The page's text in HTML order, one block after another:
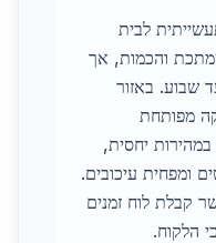
לבית
והכמות, אך
שבוע. באזור
מפותחת
יחסית,
ומפחית עיכובים.
קבלת לוח זמנים
הלקוח.